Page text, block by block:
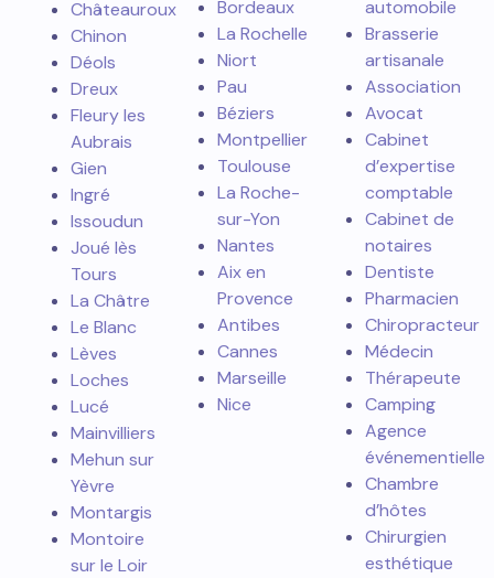
Châteauroux
Chinon
Déols
Dreux
Fleury les
Aubrais
Gien
Ingré
Issoudun
Joué lès
Tours
La Châtre
Le Blanc
Lèves
Loches
Lucé
Mainvilliers
Mehun sur
Yèvre
Montargis
Montoire
sur le Loir
Bordeaux
La Rochelle
Niort
Pau
Béziers
Montpellier
Toulouse
La Roche-
sur-Yon
Nantes
Aix en
Provence
Antibes
Cannes
Marseille
Nice
automobile
Brasserie
artisanale
Association
Avocat
Cabinet
d’expertise
comptable
Cabinet de
notaires
Dentiste
Pharmacien
Chiropracteur
Médecin
Thérapeute
Camping
Agence
événementielle
Chambre
d’hôtes
Chirurgien
esthétique